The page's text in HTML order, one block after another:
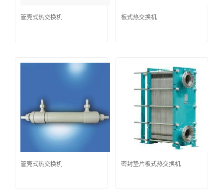
管壳式热交换机 板式热交换机
管壳式热交换机 密封垫片板式热交换机